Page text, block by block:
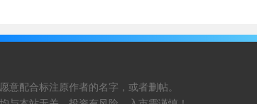
配合标注原作者的名字，或者删帖。